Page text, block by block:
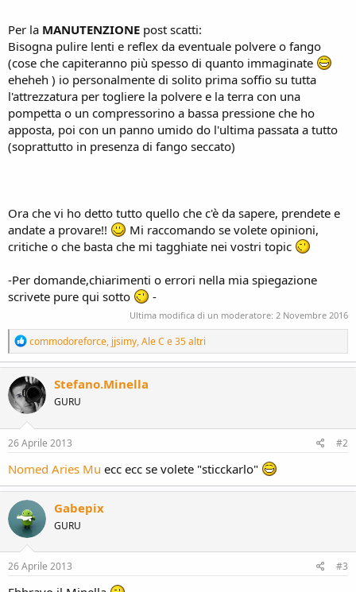
Per la MANUTENZIONE post scatti:
Bisogna pulire lenti e reflex da eventuale polvere o fango
(cose che capiteranno più spesso di quanto immaginate
eheheh ) io personalmente di solito prima soffio su tutta
l'attrezzatura per togliere la polvere e la terra con una
pompetta o un compressorino a bassa pressione che ho
apposta, poi con un panno umido do l'ultima passata a tutto
(soprattutto in presenza di fango seccato)
Ora che vi ho detto tutto quello che c'è da sapere, prendete e
andate a provare!!
Mi raccomando se volete opinioni,
critiche o che basta che mi tagghiate nei vostri topic
-Per domande,chiarimenti o errori nella mia spiegazione
scrivete pure qui sotto
-
Ultima modifica di un moderatore: 2 Novembre 2016
R
e
a
c
t
i
o
n
s
commodoreforce, jjsimy,Ale C e 35 altri
Stefano.Minella
GURU
26 Aprile 2013 #2
Nomed Aries Mu ecc ecc se volete "sticckarlo"
Gabepix
GURU
26 Aprile 2013 #3